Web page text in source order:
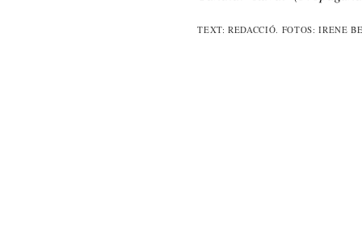
TEXT: REDACCIÓ. FOTOS: IRENE